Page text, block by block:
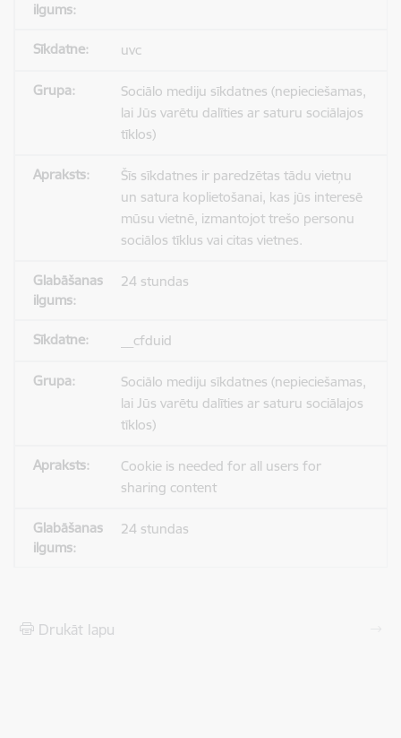
uvc
Sociālo mediju sīkdatnes (nepieciešamas,
lai Jūs varētu dalīties ar saturu sociālajos
tīklos)
Šīs sīkdatnes ir paredzētas tādu vietņu
un satura koplietošanai, kas jūs interesē
mūsu vietnē, izmantojot trešo personu
sociālos tīklus vai citas vietnes.
24 stundas
__cfduid
Sociālo mediju sīkdatnes (nepieciešamas,
lai Jūs varētu dalīties ar saturu sociālajos
tīklos)
Cookie is needed for all users for
sharing content
24 stundas
Drukāt lapu